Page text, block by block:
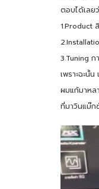
ตอบได้เลย
1.Product
3.Tuning
เพราะฉะนั้
ผมแก้มาหล
ที่มาวินแม๊ก